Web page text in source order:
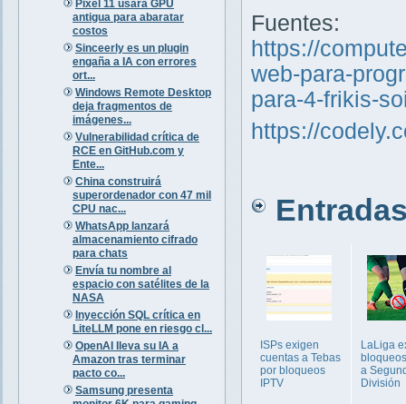
Pixel 11 usará GPU
antigua para abaratar
costos
Sinceerly es un plugin
engaña a IA con errores
ort...
Windows Remote Desktop
deja fragmentos de
imágenes...
Vulnerabilidad crítica de
RCE en GitHub.com y
Ente...
China construirá
superordenador con 47 mil
CPU nac...
WhatsApp lanzará
almacenamiento cifrado
para chats
Envía tu nombre al
espacio con satélites de la
NASA
Inyección SQL crítica en
LiteLLM pone en riesgo cl...
OpenAI lleva su IA a
Amazon tras terminar
pacto co...
Samsung presenta
Fuentes:
https://
web-para-
para-4-frikis-
https://
Entradas
ISPs exigen
cuentas a Tebas
por bloqueos
IPTV
LaLiga
a
División